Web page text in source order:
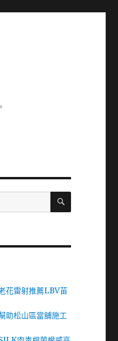
搜
花雷射推薦LBV苗
助松山區當舖施工